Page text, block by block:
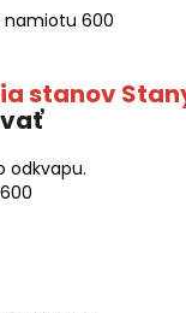
stanov
odkvapu.